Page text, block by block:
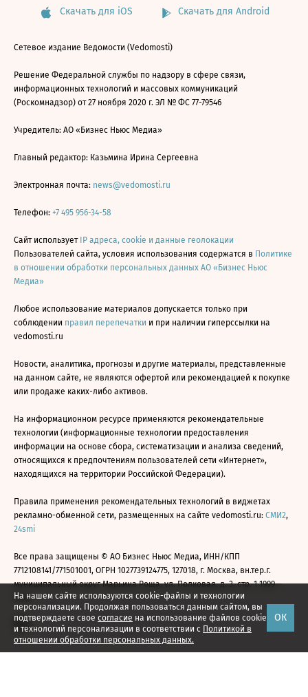
На нашем сайте используются cookie-файлы и технологии
персонализации. Продолжая пользоваться данным сайтом, вы
подтверждаете свое согласие на использование файлов cookie
и технологий персонализации в соответствии с Политикой в
отношении обработки персональных данных.
ОК
Скачать для iOS Скачать для Android
Сетевое издание Ведомости (Vedomosti)
Решение Федеральной службы по надзору в сфере связи,
информационных технологий и массовых коммуникаций
(Роскомнадзор) от 27 ноября 2020 г. ЭЛ № ФС 77-79546
Учредитель: АО «Бизнес Ньюс Медиа»
Главный редактор: Казьмина Ирина Сергеевна
Электронная почта: news@vedomosti.ru
Телефон: +7 495 956-34-58
Сайт использует IP адреса, cookie и данные геолокации
Пользователей сайта, условия использования содержатся в Политике
в отношении обработки персональных данных АО «Бизнес Ньюс
Медиа»
Любое использование материалов допускается только при
соблюдении правил перепечатки и при наличии гиперссылки на
vedomosti.ru
Новости, аналитика, прогнозы и другие материалы, представленные
на данном сайте, не являются офертой или рекомендацией к покупке
или продаже каких-либо активов.
На информационном ресурсе применяются рекомендательные
технологии (информационные технологии предоставления
информации на основе сбора, систематизации и анализа сведений,
относящихся к предпочтениям пользователей сети «Интернет»,
находящихся на территории Российской Федерации).
Правила применения рекомендательных технологий в виджетах
рекламно-обменной сети, размещенных на сайте vedomosti.ru: СМИ2,
24smi
Все права защищены © АО Бизнес Ньюс Медиа, ИНН/КПП
7712108141/771501001, ОГРН 1027739124775, 127018, г. Москва, вн.тер.г.
муниципальный округ Марьина Роща, ул. Полковая, д. 3, стр. 1 1999—
2026